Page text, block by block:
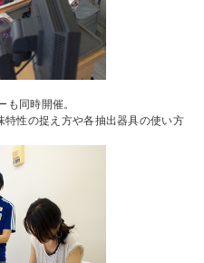
同時開催。
性の捉え方や各抽出器具の使い方